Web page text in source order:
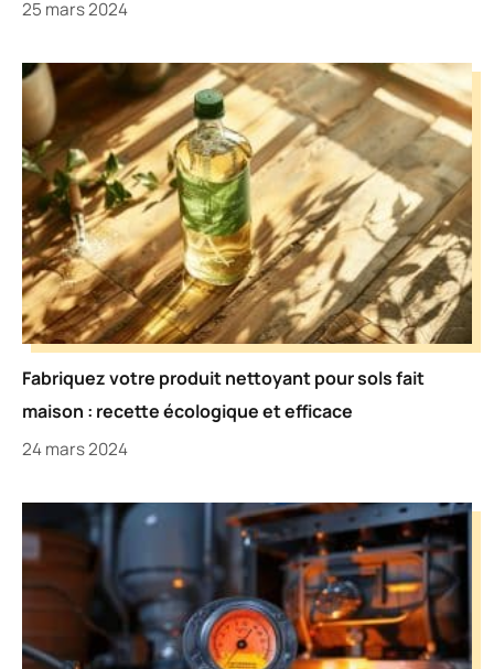
25 mars 2024
Fabriquez votre produit nettoyant pour sols fait
maison : recette écologique et efficace
24 mars 2024